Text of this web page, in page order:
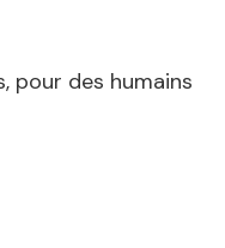
pour des humains